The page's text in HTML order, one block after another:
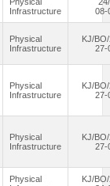
Infrastructure
08-
Physical
Infrastructure
KJ/
27-
Physical
Infrastructure
KJ/
27-
Physical
Infrastructure
KJ/
27-
Physical
KJ/